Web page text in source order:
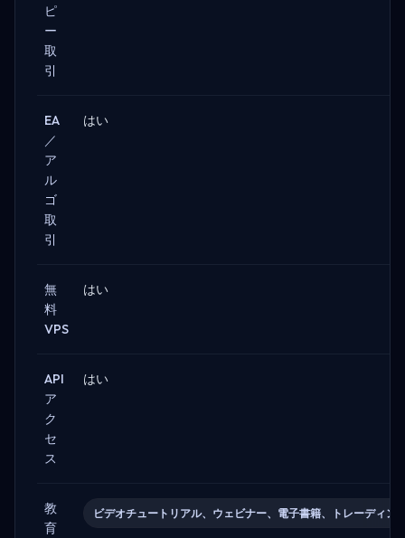
ピ
ー
取
引
EA
／
ア
ル
ゴ
取
引
はい
無
料
VPS
はい
API
ア
ク
セ
ス
はい
教
育
ビデオチュートリアル、ウェビナー、電子書籍、トレーディ